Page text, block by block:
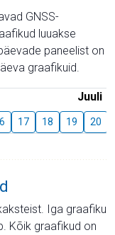
GNSS-
luuakse
paneelist on
graafikuid.
Juuli
17 18 19 20
Iga graafiku
Kõik graafikud on